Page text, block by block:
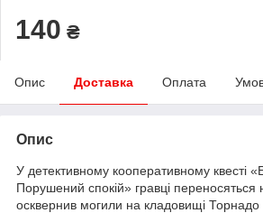
140 ₴
Опис Доставка Оплата
Опис
У детективному кооперативному квесті
Порушений спокій» гравці переносяться
осквернив могили на кладовищі